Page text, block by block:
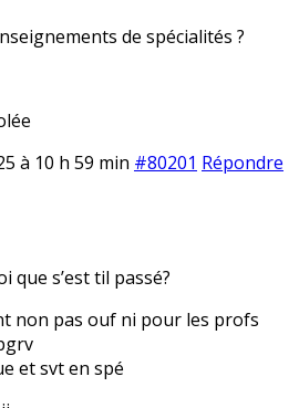
de spécialités ?
à 10 h 59 min #80201 Répondre
que s’est til passé?
non pas ouf ni pour les profs
et svt en spé